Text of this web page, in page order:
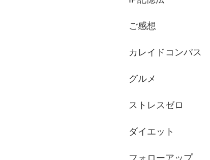
ご感想
カレイドコンパス
グルメ
ストレスゼロ
ダイエット